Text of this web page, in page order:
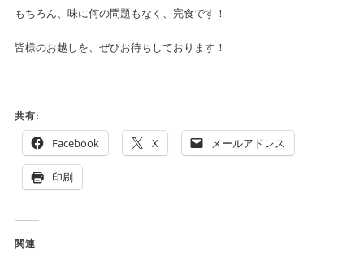
もちろん、味に何の問題もなく、完食です！
皆様のお越しを、ぜひお待ちしております！
共有:
Facebook
X メールアドレス
印刷
関連